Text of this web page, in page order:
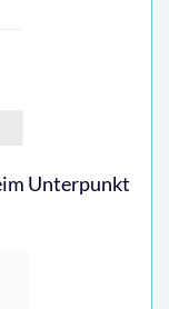
Unterpunkt